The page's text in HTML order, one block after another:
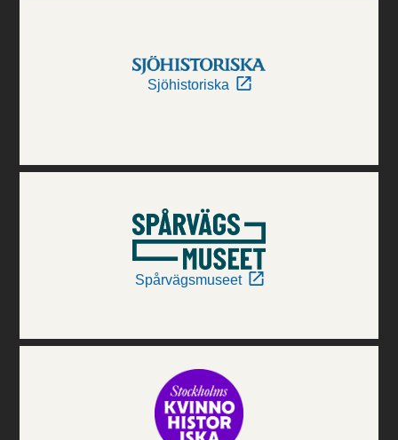
Sjöhistoriska
Spårvägsmuseet